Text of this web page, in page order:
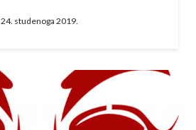
24. studenoga 2019.